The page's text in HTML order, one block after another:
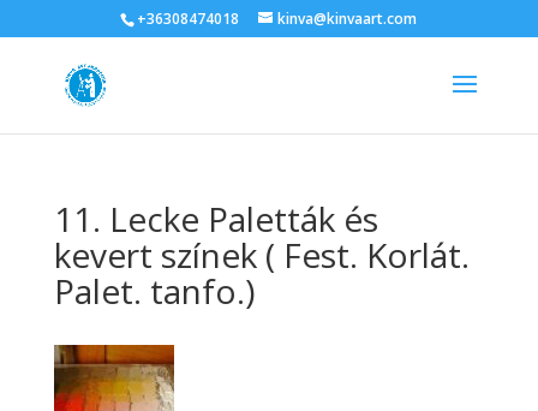
+36308474018 kinva@kinvaart.com
11. Lecke Paletták és
kevert színek ( Fest. Korlát.
Palet. tanfo.)